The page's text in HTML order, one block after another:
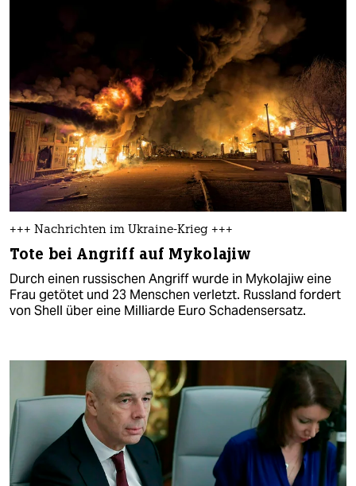
+++ Nachrichten im Ukraine-Krieg +++
Tote bei Angriff auf Mykolajiw
Durch einen russischen Angriff wurde in Mykolajiw eine
Frau getötet und 23 Menschen verletzt. Russland fordert
von Shell über eine Milliarde Euro Schadensersatz.